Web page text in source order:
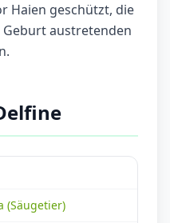
Haien geschützt, die
austretenden
(Säugetier)